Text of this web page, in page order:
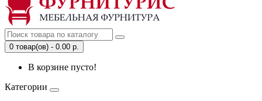
0 товар(ов) - 0.00 р.
В корзине пусто!
Категории